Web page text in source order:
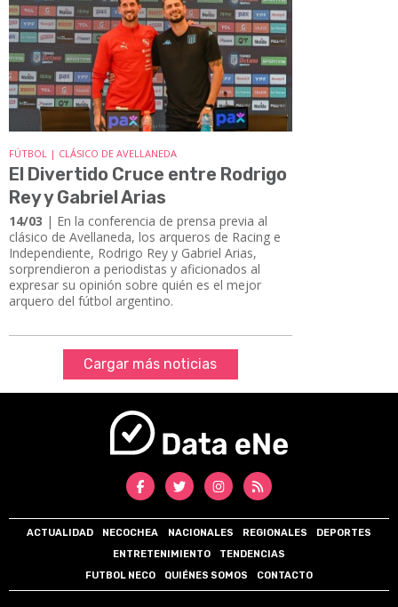
FÚTBOL | CLÁSICO DE AVELLANEDA
El Divertido Cruce entre Rodrigo
Rey y Gabriel Arias
14/03 | En la conferencia de prensa previa al
clásico de Avellaneda, los arqueros de Racing e
Independiente, Rodrigo Rey y Gabriel Arias,
sorprendieron a periodistas y aficionados al
expresar su opinión sobre quién es el mejor
arquero del fútbol argentino.
Cargar más noticias
ACTUALIDAD NECOCHEA NACIONALES REGIONALES
DEPORTES
ENTRETENIMIENTO
TENDENCIAS
FUTBOL NECO
QUIÉNES SOMOS CONTACTO